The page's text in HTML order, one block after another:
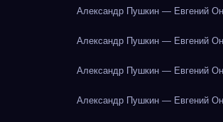
Александр Пушкин — Евгений
Александр Пушкин — Евгений
Александр Пушкин — Евгений
Александр Пушкин — Евгений